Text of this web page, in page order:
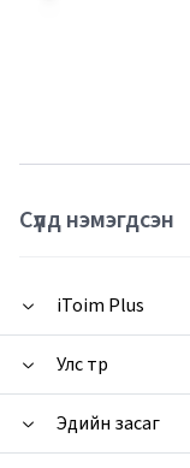
Сүүлд нэмэгдсэн
iToim Plus
Улс төр
Эдийн засаг